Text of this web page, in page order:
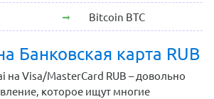
Bitcoin BTC
Банковская карта RUB
на Visa/MasterCard RUB – довольно
которое ищут многие